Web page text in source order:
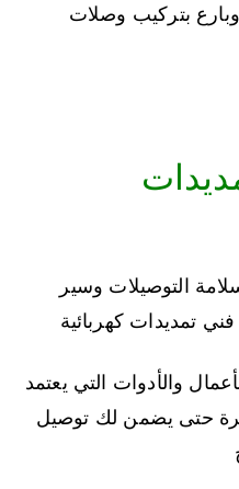
وبارع بتركيب وصلات
التوصيلات وسير
تمديدات كهربائية
والأدوات التي يعتمد
حتى يضمن لك توصيل